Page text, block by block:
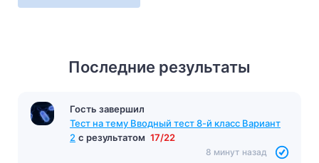
Последние результаты
Гость завершил
Тест по произведению «Чучело»
Железников с результатом
7 минут назад